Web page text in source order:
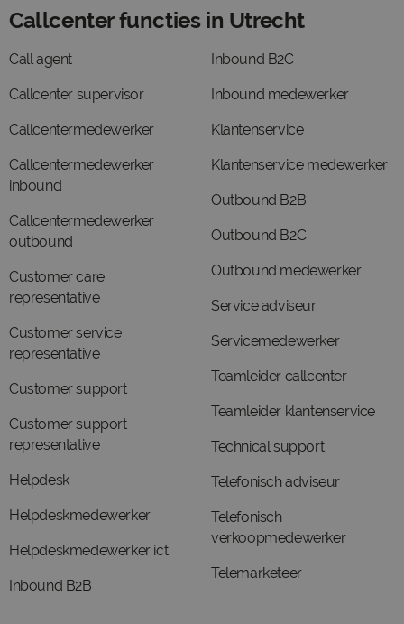
Callcenter functies in Utrecht
Call agent
Callcenter supervisor
Callcentermedewerker
Callcentermedewerker
inbound
Callcentermedewerker
outbound
Customer care
representative
Customer service
representative
Customer support
Customer support
representative
Helpdesk
Helpdeskmedewerker
Helpdeskmedewerker ict
Inbound B2B
Inbound B2C
Inbound medewerker
Klantenservice
Klantenservice medewerker
Outbound B2B
Outbound B2C
Outbound medewerker
Service adviseur
Servicemedewerker
Teamleider callcenter
Teamleider klantenservice
Technical support
Telefonisch adviseur
Telefonisch
verkoopmedewerker
Telemarketeer